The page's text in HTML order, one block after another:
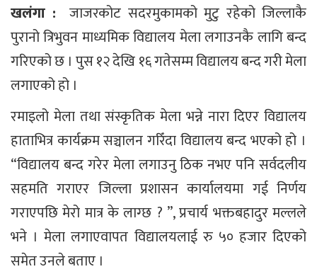
खलंगा : जाजरकोट सदरमुकामको मुटु रहेको जिल्लाकै
पुरानो त्रिभुवन माध्यमिक विद्यालय मेला लगाउनकै लागि बन्द
गरिएको छ । पुस १२ देखि १६ गतेसम्म विद्यालय बन्द गरी मेला
लगाएको हो ।
रमाइलो मेला तथा संस्कृतिक मेला भन्ने नारा दिएर विद्यालय
हाताभित्र कार्यक्रम सञ्चालन गरिँदा विद्यालय बन्द भएको हो ।
“विद्यालय बन्द गरेर मेला लगाउनु ठिक नभए पनि सर्वदलीय
सहमति गराएर जिल्ला प्रशासन कार्यालयमा गई निर्णय
गराएपछि मेरो मात्र के लाग्छ ? ”, प्रचार्य भक्तबहादुर मल्लले
भने । मेला लगाएवापत विद्यालयलाई रु ५० हजार दिएको
समेत उनले बताए ।